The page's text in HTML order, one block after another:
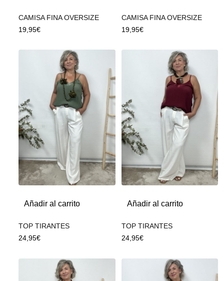
CAMISA FINA OVERSIZE
19,95€
CAMISA FINA OVERSIZE
19,95€
Añadir al carrito
TOP TIRANTES
24,95€
Añadir al carrito
TOP TIRANTES
24,95€